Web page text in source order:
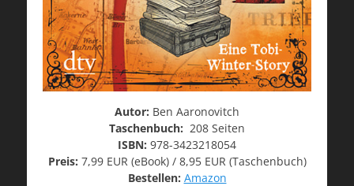
Autor: Ben Aaronovitch
Taschenbuch: 208 Seiten
ISBN: 978-3423218054
Preis: 7,99 EUR (eBook) / 8,95 EUR (Taschenbuch)
Bestellen: Amazon